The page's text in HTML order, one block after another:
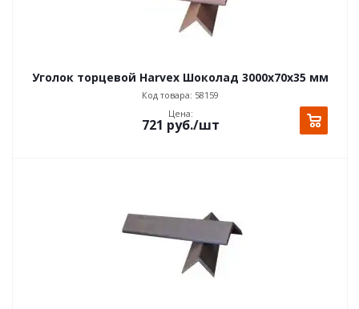
Уголок торцевой Harvex Шоколад 3000x70x35 мм
Код товара: 58159
Цена:
721 руб./шт